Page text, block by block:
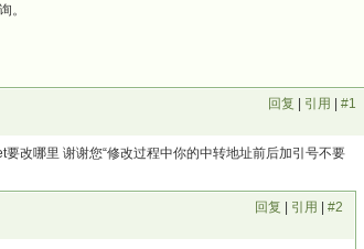
。
回复 引用 #1
改哪里 谢谢您“修改过程中你的中转地址前后加引号不要
回复 引用 #2